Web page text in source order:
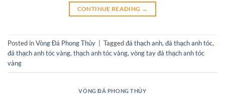
CONTINUE READING →
Posted inVòng Đá Phong Thủy Taggedđá thạch anh, đá thạch anh tóc,
đá thạch anh tóc vàng, thạch anh tóc vàng, vòng tay đá thạch anh tóc
vàng
VÒNG ĐÁ PHONG THỦY